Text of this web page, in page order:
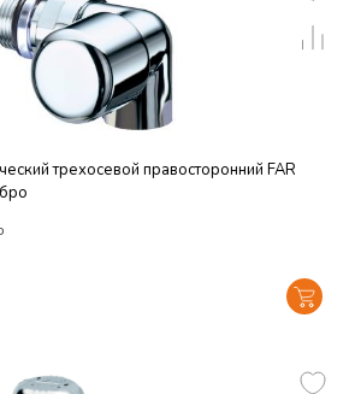
трехосевой правосторонний FAR